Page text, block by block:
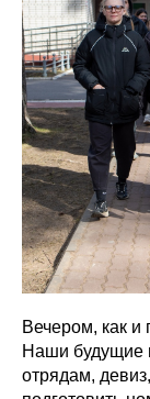
Вечером, как и
Наши будущие
отрядам,